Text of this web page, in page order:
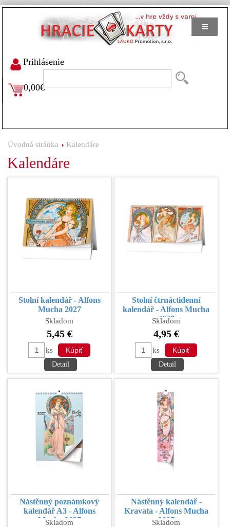
Prihlásenie
0,00€
Úvodná stránka Kalendáre
Kalendáre
Stolní kalendář - Alfons
Mucha 2027
Skladom
5,45 €
ks
Detail
Stolní čtrnáctidenní
kalendář - Alfons Mucha
2027
Skladom
4,95 €
ks
Detail
Nástěnný poznámkový
kalendář A3 - Alfons
Mucha 2027
Skladom
Nástěnný kalendář -
Kravata - Alfons Mucha
2027
Skladom